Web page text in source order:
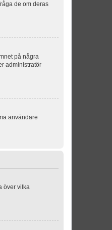
de om deras
på några
administratör
användare
över vilka